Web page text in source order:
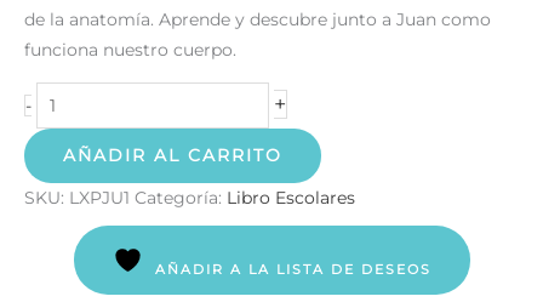
de la anatomía. Aprende y descubre junto a Juan como
funciona nuestro cuerpo.
- +
AÑADIR AL CARRITO
SKU: LXPJU1 Categoría: Libro Escolares
AÑADIR A LA LISTA DE DESEOS